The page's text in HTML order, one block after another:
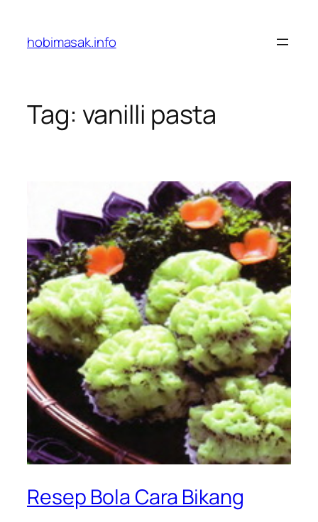
content
hobimasak.info
Tag: vanilli pasta
Resep Bola Cara Bikang